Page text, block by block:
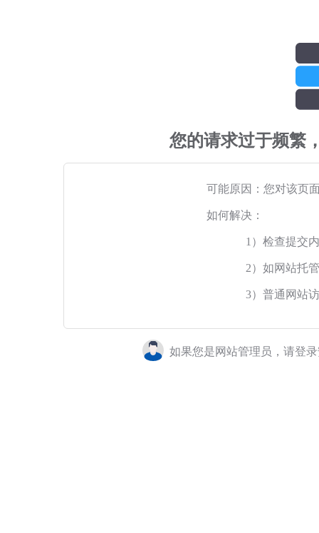
您的请求过于频繁
可能原因：您对该页
如何解决：
1）检查提交
2）如网站托
3）普通网站
如果您是网站管理员，请登